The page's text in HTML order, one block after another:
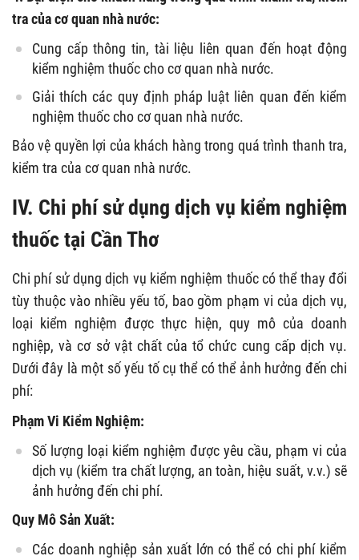
tra của cơ quan nhà nước:
Cung cấp thông tin, tài liệu liên quan đến hoạt động
kiểm nghiệm thuốc cho cơ quan nhà nước.
Giải thích các quy định pháp luật liên quan đến kiểm
nghiệm thuốc cho cơ quan nhà nước.
Bảo vệ quyền lợi của khách hàng trong quá trình thanh tra,
kiểm tra của cơ quan nhà nước.
IV. Chi phí sử dụng dịch vụ kiểm nghiệm
thuốc tại Cần Thơ
Chi phí sử dụng dịch vụ kiểm nghiệm thuốc có thể thay đổi
tùy thuộc vào nhiều yếu tố, bao gồm phạm vi của dịch vụ,
loại kiểm nghiệm được thực hiện, quy mô của doanh
nghiệp, và cơ sở vật chất của tổ chức cung cấp dịch vụ.
Dưới đây là một số yếu tố cụ thể có thể ảnh hưởng đến chi
phí:
Phạm Vi Kiểm Nghiệm:
Số lượng loại kiểm nghiệm được yêu cầu, phạm vi của
dịch vụ (kiểm tra chất lượng, an toàn, hiệu suất, v.v.) sẽ
ảnh hưởng đến chi phí.
Quy Mô Sản Xuất:
Các doanh nghiệp sản xuất lớn có thể có chi phí kiểm